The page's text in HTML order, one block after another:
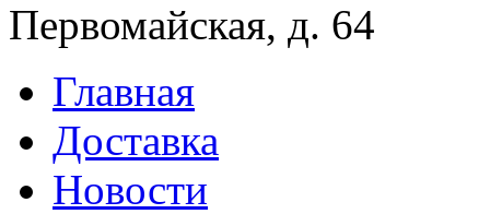
Первомайская, д. 64
Главная
Доставка
Новости